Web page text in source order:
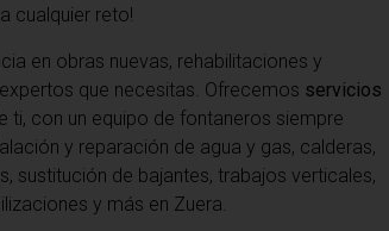
cualquier reto!
en obras nuevas, rehabilitaciones y
que necesitas. Ofrecemos servicios
ti, con un equipo de fontaneros siempre
y reparación de agua y gas, calderas,
sustitución de bajantes, trabajos verticales,
y más en Zuera.